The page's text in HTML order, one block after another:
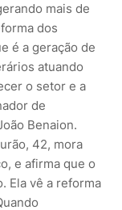
mais de
dos
é a geração de
atuando
o setor e a
de
Benaion.
42, mora
e afirma que o
Ela vê a reforma